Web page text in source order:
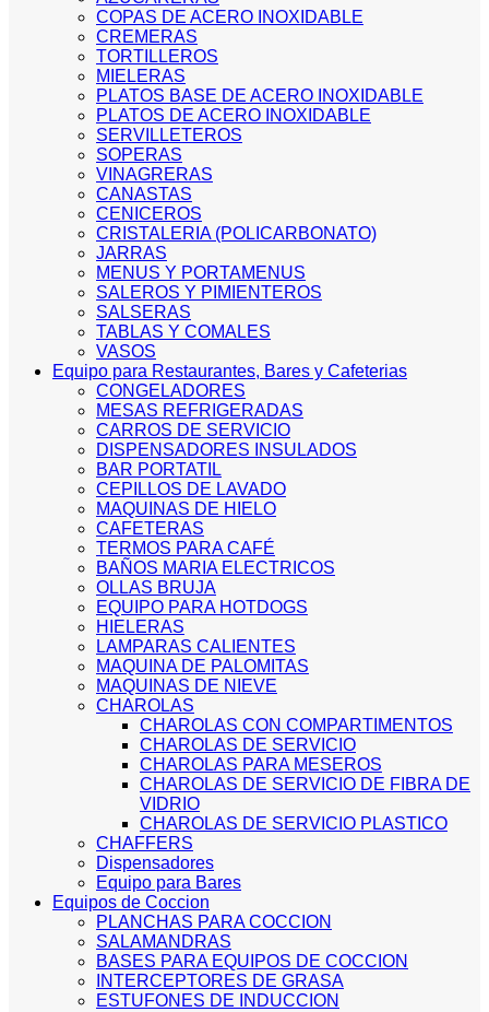
COPAS DE ACERO INOXIDABLE
CREMERAS
TORTILLEROS
MIELERAS
PLATOS BASE DE ACERO INOXIDABLE
PLATOS DE ACERO INOXIDABLE
SERVILLETEROS
SOPERAS
VINAGRERAS
CANASTAS
CENICEROS
CRISTALERIA (POLICARBONATO)
JARRAS
MENUS Y PORTAMENUS
SALEROS Y PIMIENTEROS
SALSERAS
TABLAS Y COMALES
VASOS
Equipo para Restaurantes, Bares y Cafeterias
CONGELADORES
MESAS REFRIGERADAS
CARROS DE SERVICIO
DISPENSADORES INSULADOS
BAR PORTATIL
CEPILLOS DE LAVADO
MAQUINAS DE HIELO
CAFETERAS
TERMOS PARA CAFÉ
BAÑOS MARIA ELECTRICOS
OLLAS BRUJA
EQUIPO PARA HOTDOGS
HIELERAS
LAMPARAS CALIENTES
MAQUINA DE PALOMITAS
MAQUINAS DE NIEVE
CHAROLAS
CHAROLAS CON COMPARTIMENTOS
CHAROLAS DE SERVICIO
CHAROLAS PARA MESEROS
CHAROLAS DE SERVICIO DE FIBRA DE
VIDRIO
CHAROLAS DE SERVICIO PLASTICO
CHAFFERS
Dispensadores
Equipo para Bares
Equipos de Coccion
PLANCHAS PARA COCCION
SALAMANDRAS
BASES PARA EQUIPOS DE COCCION
INTERCEPTORES DE GRASA
ESTUFONES DE INDUCCION